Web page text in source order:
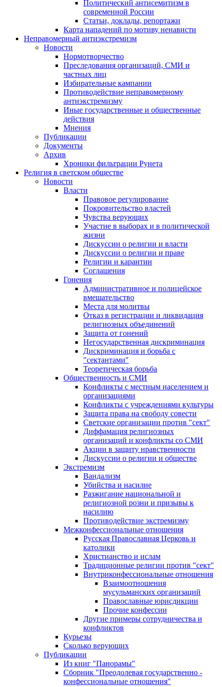
Политический антисемитизм в
современной России
Статьи, доклады, репортажи
Карта нападений по мотиву ненависти
Неправомерный антиэкстремизм
Новости
Нормотворчество
Преследования организаций, СМИ и
частных лиц
Избирательные кампании
Противодействие неправомерному
антиэкстремизму
Иные государственные и общественные
действия
Мнения
Публикации
Документы
Архив
Хроники фильтрации Рунета
Религия в светском обществе
Новости
Власти
Правовое регулирование
Покровительство властей
Чувства верующих
Участие в выборах и в политической
жизни
Дискуссии о религии и власти
Дискуссии о религии и праве
Религии и карантин
Соглашения
Гонения
Административное и полицейское
вмешательство
Места для молитвы
Отказ в регистрации и ликвидация
религиозных объединений
Защита от гонений
Негосударственная дискриминация
Дискриминация и борьба с
"сектантами"
Теоретическая борьба
Общественность и СМИ
Конфликты с местным населением и
организациями
Конфликты с учреждениями культуры
Защита права на свободу совести
Светские организации против "сект"
Диффамация религиозных
организаций и конфликты со СМИ
Акции в защиту нравственности
Дискуссии о религии и обществе
Экстремизм
Вандализм
Убийства и насилие
Разжигание национальной и
религиозной розни и призывы к
насилию
Противодействие экстремизму
Межконфессиональные отношения
Русская Православная Церковь и
католики
Христианство и ислам
Традиционные религии против "сект"
Внутриконфессиональные отношения
Взаимоотношения
мусульманских организаций
Православные юрисдикции
Прочие конфессии
Другие примеры сотрудничества и
конфликтов
Курьезы
Сколько верующих
Публикации
Из книг "Панорамы"
Сборник "Преодолевая государственно -
конфессиональные отношения"